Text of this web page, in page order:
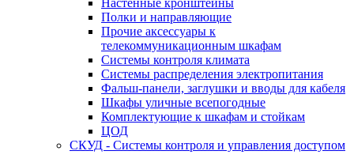
Настенные кронштейны
Полки и направляющие
Прочие аксессуары к
телекоммуникационным шкафам
Системы контроля климата
Системы распределения электропитания
Фальш-панели, заглушки и вводы для кабеля
Шкафы уличные всепогодные
Комплектующие к шкафам и стойкам
ЦОД
СКУД - Системы контроля и управления доступом